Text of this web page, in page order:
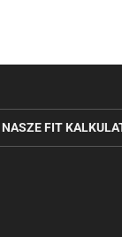
FIT